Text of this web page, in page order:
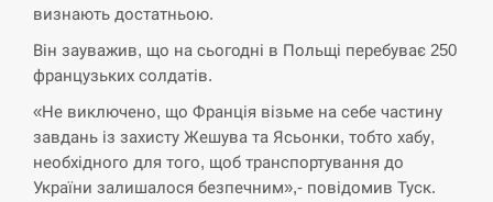
Поставки ракет для ПВО сократились втрое,
СЕРПЕНЬ
У Румунії затоплять чотири баржі для
збільшення потоку води до…
визнають достатньою.
Він зауважив, що на сьогодні в Польщі перебуває 250
французьких солдатів.
«Не виключено, що Франція візьме на себе частину
завдань із захисту Жешува та Ясьонки, тобто хабу,
необхідного для того, щоб транспортування до
України залишалося безпечним»,- повідомив Туск.